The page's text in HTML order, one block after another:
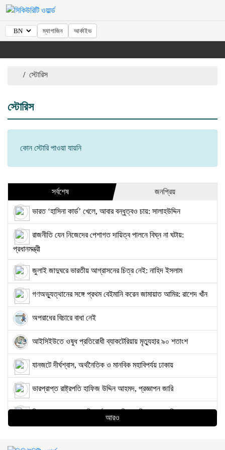
ম্যাগাজিন আর্কাইভ
/ স্টোরিস
স্টোরিস
কোন স্টোরি পাওয়া যায়নি
সর্বশেষ জনপ্রিয়
ভারত ‘হাসিনা কার্ড’ খেলে, আবার বন্ধুত্বও চায়: সালাহউদ্দিন
রাজনীতি যেন নিজেদের পেশাগত দায়িত্ব পালনে বিঘ্ন না ঘটায়:
প্রধানমন্ত্রী
জুলাই জাদুঘরে ভারতীয় আগ্রাসনের চিত্র নেই: নাহিদ ইসলাম
গণঅভ্যুত্থানের সঙ্গে প্রথম বেইমানি করেন জামায়াত আমির: রাশেদ খাঁন
অপরাধের বিচারে বাধা নেই
আইসিইউতে ওষুধ প্রতিরোধী ব্যাকটেরিয়ায় মৃত্যুহার ৯০ শতাংশ
যানজটে দীর্ঘশ্বাস, অর্থনৈতিক ও মানবিক মহাবিপর্যয় ঢাকায়
ভারপ্রাপ্ত রাষ্ট্রপতি হাফিজ উদ্দিন আহমদ, প্রজ্ঞাপন জারি
তিন সরকারের মেয়াদে বিতর্কের কেন্দ্রবিন্দুতে ছিলেন সাহাবুদ্দিন
আরও